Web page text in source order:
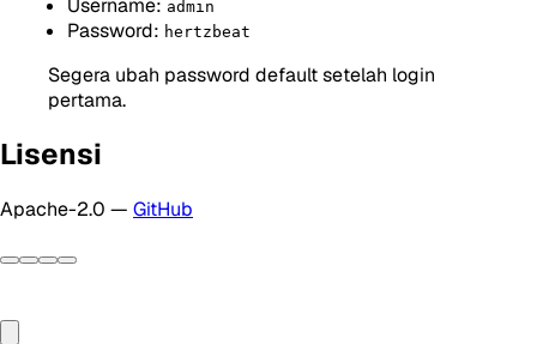
admin
Password: hertzbeat
Segera ubah password default setelah login
pertama.
Lisensi
Apache-2.0 — GitHub